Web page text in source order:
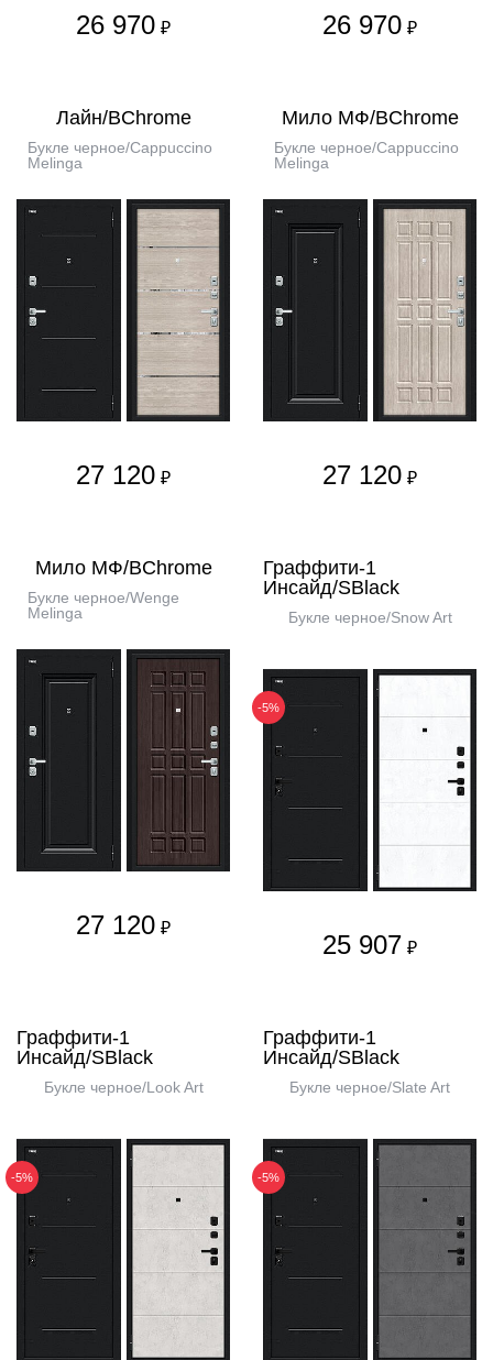
26 970 ₽ 26 970 ₽
Лайн/BChrome
Букле черное/Cappuccino
Melinga
27 120 ₽
Мило МФ/BChrome
Букле черное/Cappuccino
Melinga
27 120 ₽
Мило МФ/BChrome
Букле черное/Wenge
Melinga
27 120 ₽
Граффити-1
Инсайд/SBlack
Букле черное/Snow Art
-5%
25 907 ₽
Граффити-1
Инсайд/SBlack
Букле черное/Look Art
-5%
Граффити-1
Инсайд/SBlack
Букле черное/Slate Art
-5%